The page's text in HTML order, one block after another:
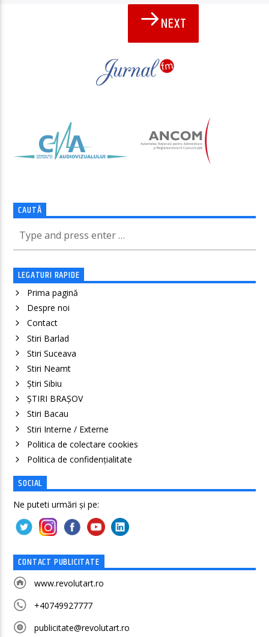
NEXT
CAUTĂ
LEGATURI RAPIDE
Prima pagină
Despre noi
Contact
Stiri Barlad
Stiri Suceava
Stiri Neamt
Știri Sibiu
ȘTIRI BRAȘOV
Stiri Bacau
Stiri Interne / Externe
Politica de colectare cookies
Politica de confidenţialitate
SOCIAL
Ne puteti urmări și pe:
CONTACT PUBLICITATE
www.revolutart.ro
+40749927777
publicitate@revolutart.ro